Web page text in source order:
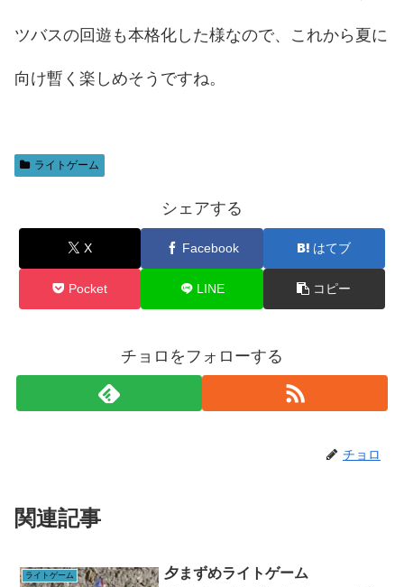
ツバスの回遊も本格化した様なので、これから夏に
向け暫く楽しめそうですね。
ライトゲーム
シェアする
X Facebook はてブ
Pocket LINE コピー
チョロをフォローする
チョロ
関連記事
ライトゲーム 夕まずめライトゲーム